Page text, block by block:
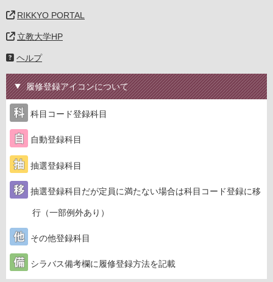
RIKKYO PORTAL
立教大学HP
ヘルプ
履修登録アイコンについて
科目コード登録科目
自動登録科目
抽選登録科目
抽選登録科目だが定員に満たない場合は科目コード登録に移
行（一部例外あり）
その他登録科目
シラバス備考欄に履修登録方法を記載